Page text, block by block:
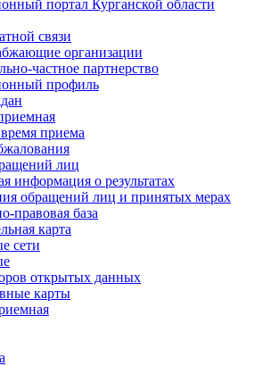
портал Курганской области
связи
организации
частное партнерство
профиль
приема
лиц
информация о результатах
обращений лиц и принятых мерах
правовая база
карта
сети
открытых данных
карты